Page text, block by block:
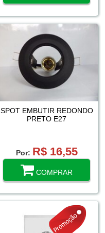
SPOT EMBUTIR REDONDO
PRETO E27
Por: R$ 16,55
COMPRAR